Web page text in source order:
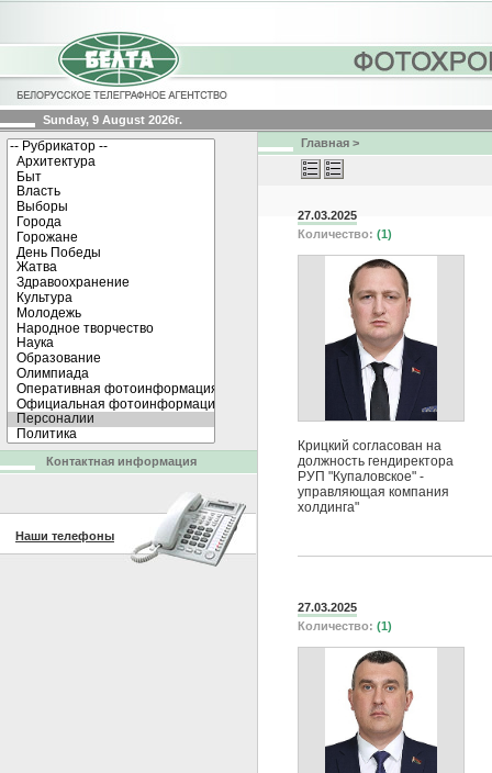
Sunday, 9 August 2026г.
Главная >
27.03.2025
Количество: (1)
Крицкий согласован на
должность гендиректора
РУП "Купаловское" -
управляющая компания
холдинга"
27.03.2025
Количество: (1)
Контактная информация
Наши телефоны